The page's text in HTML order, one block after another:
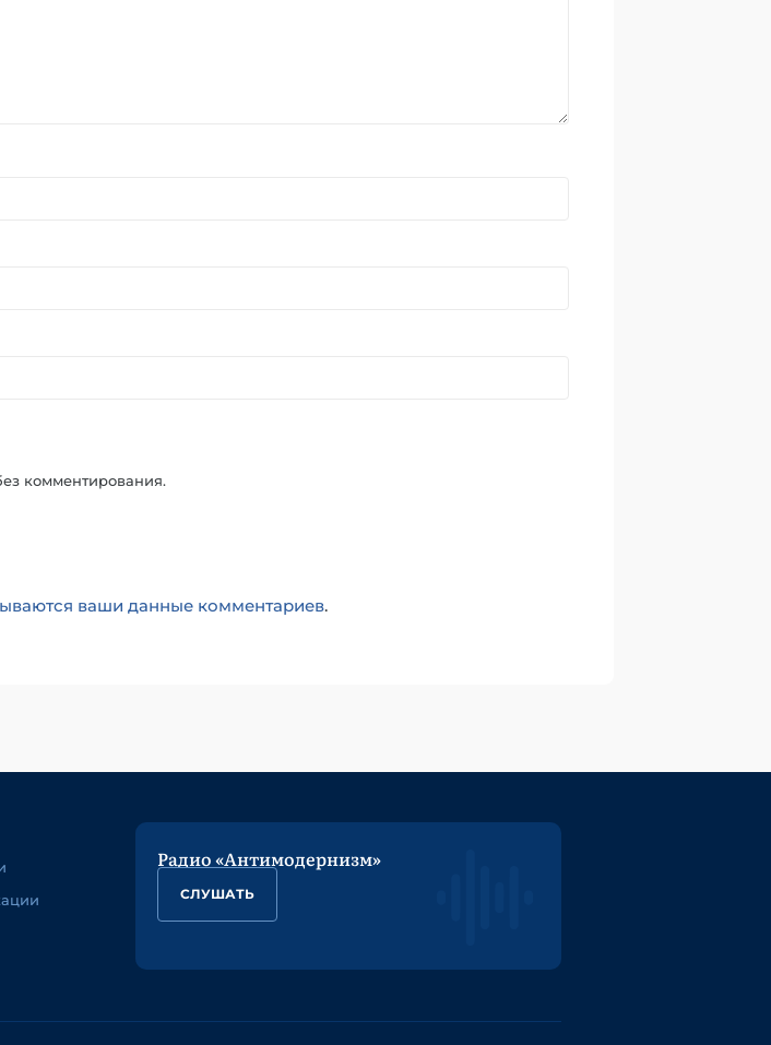
комментирования.
ваши данные комментариев.
Радио «Антимодернизм»
СЛУШАТЬ